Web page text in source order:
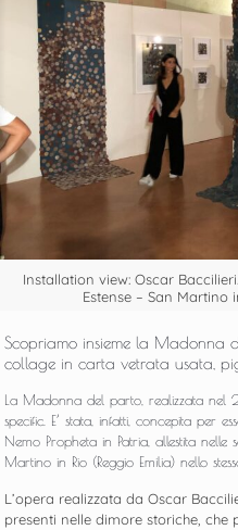
Installation view: Oscar
Estense – San Martino
Scopriamo insieme la Madonna
collage in carta vetrata usata,
La Madonna del parto, realizzata nel
specific. E’ stata, infatti, concepita per
Nemo Propheta in Patria, allestita nelle
Martino in Rio (Reggio Emilia) nello
L’opera realizzata da Oscar
presenti nelle dimore storiche,